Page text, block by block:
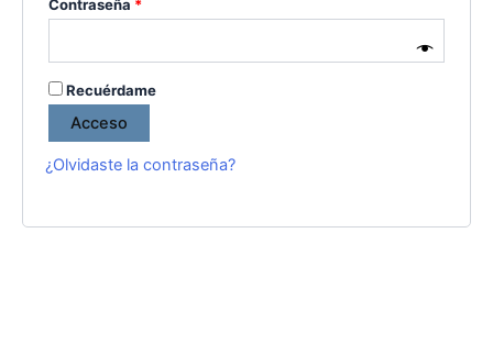
Contraseña *Obligatorio
Recuérdame
Acceso
¿Olvidaste la contraseña?